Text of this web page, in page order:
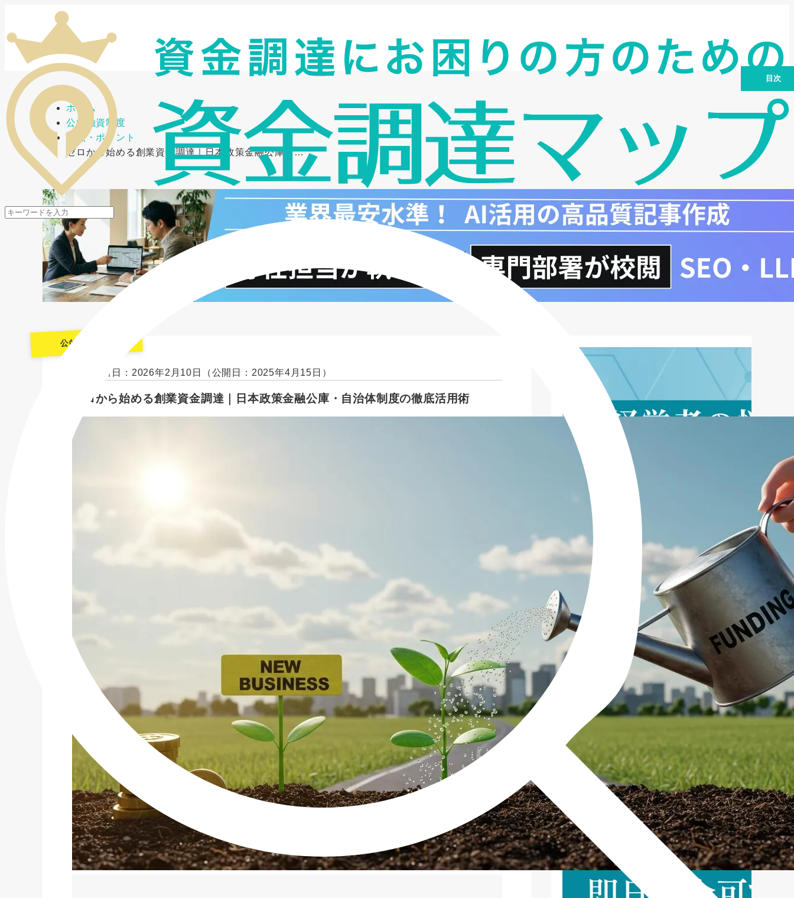
メニューを開閉
ホーム
公的融資制度
要点・ポイント
ゼロから始める創業資金調達｜日本政策金融公庫・…
公的融資制度
最終更新日：2026年2月10日 （公開日：2025年4月15日）
ゼロから始める創業資金調達｜日本政策金融公庫・自治体制度の徹底活用術
目次
創業融資の流れをステップごとに解説
低利融資を実現するための戦略
融資限度額を最大限に引き出す方法
創業融資成功の鍵：審査で重視されるポ
創業融資における注意点とリスク管理
創業融資成功事例：先輩起業家の体験談
創業融資に関するQ&A：よくある質問と
回答
融資以外の資金調達方法
まとめ：創業融資を成功させ、事業を成
長軌道に乗せるために